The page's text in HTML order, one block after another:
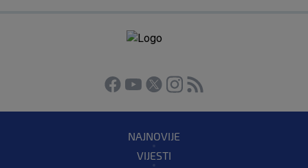
NAJNOVIJE
VIJESTI